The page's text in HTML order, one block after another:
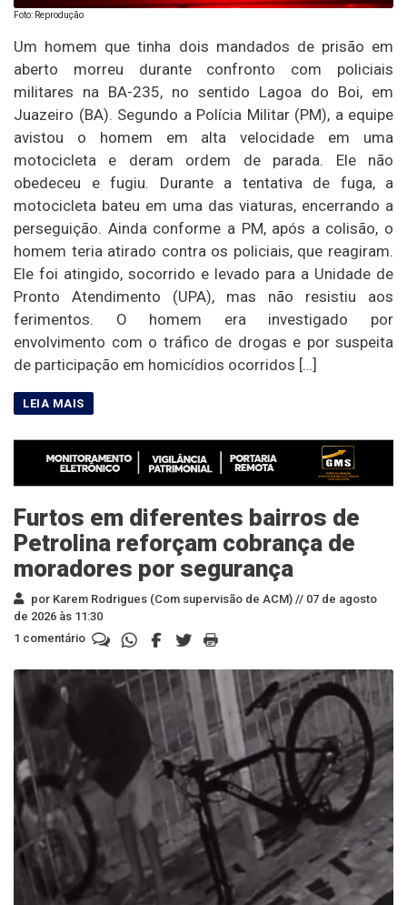
Foto: Reprodução
Um homem que tinha dois mandados de prisão em
aberto morreu durante confronto com policiais
militares na BA-235, no sentido Lagoa do Boi, em
Juazeiro (BA). Segundo a Polícia Militar (PM), a equipe
avistou o homem em alta velocidade em uma
motocicleta e deram ordem de parada. Ele não
obedeceu e fugiu. Durante a tentativa de fuga, a
motocicleta bateu em uma das viaturas, encerrando a
perseguição. Ainda conforme a PM, após a colisão, o
homem teria atirado contra os policiais, que reagiram.
Ele foi atingido, socorrido e levado para a Unidade de
Pronto Atendimento (UPA), mas não resistiu aos
ferimentos. O homem era investigado por
envolvimento com o tráfico de drogas e por suspeita
de participação em homicídios ocorridos […]
Furtos em diferentes bairros de
Petrolina reforçam cobrança de
moradores por segurança
por Karem Rodrigues (Com supervisão de ACM) // 07 de agosto
de 2026 às 11:30
1 comentário